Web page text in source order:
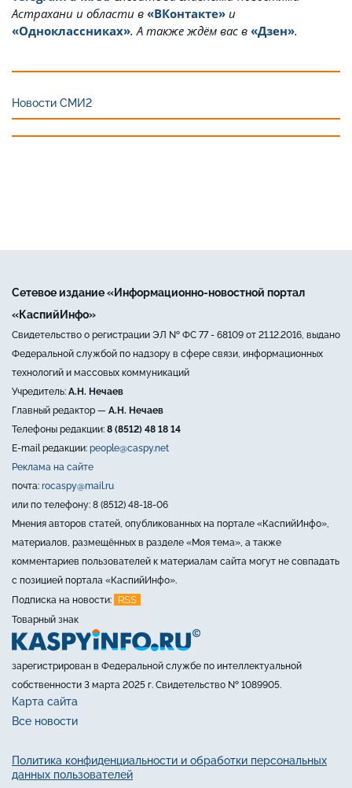
Астрахани и области в «ВКонтакте» и
«Одноклассниках». А также ждём вас в «Дзен».
Новости СМИ2
Сетевое издание «Информационно-новостной портал
«КаспийИнфо»
Свидетельство о регистрации ЭЛ № ФС 77 - 68109 от 21.12.2016, выдано
Федеральной службой по надзору в сфере связи, информационных
технологий и массовых коммуникаций
Учредитель: А.Н. Нечаев
Главный редактор — А.Н. Нечаев
Телефоны редакции: 8 (8512) 48 18 14
E-mail редакции: people@caspy.net
Реклама на сайте
почта: rocaspy@mail.ru
или по телефону: 8 (8512) 48-18-06
Мнения авторов статей, опубликованных на портале «КаспийИнфо»,
материалов, размещённых в разделе «Моя тема», а также
комментариев пользователей к материалам сайта могут не совпадать
с позицией портала «КаспийИнфо».
Подписка на новости:
RSS
Товарный знак
зарегистрирован в Федеральной службе по интеллектуальной
собственности 3 марта 2025 г. Свидетельство № 1089905.
Карта сайта
Все новости
Политика конфиденциальности и обработки персональных
данных пользователей